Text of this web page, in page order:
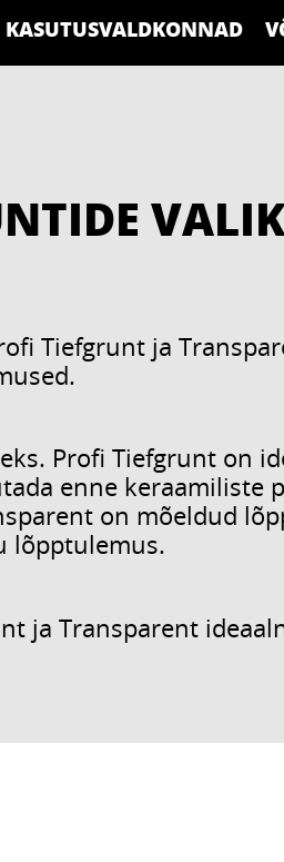
KASUTUSVALDKONNAD
Tiefgrunt ja
Profi Tiefgrunt on
enne keraamiliste
on mõeldud
lõpptulemus.
ja Transparent